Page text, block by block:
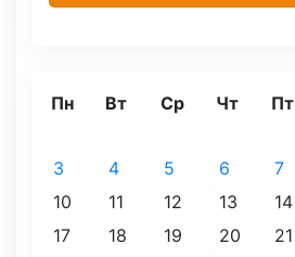
Пн Вт Ср Чт Пт
3
4 5 6 7
10
11 12 13 14
17
18 19 20 21